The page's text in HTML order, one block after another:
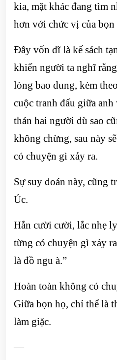
kia, mặt khác đang tìm
hơn với chức vị của bọn
Đây vốn dĩ là kế sách
khiến người ta nghĩ
lòng bao dung, kèm
cuộc tranh đấu giữa anh
thán hai người dù sao
không chừng, sau này
có chuyện gì xảy ra.
Sự suy đoán này, cũng
Úc.
Hắn cười cười, lắc nhẹ
từng có chuyện gì xảy
là đồ ngu à.”
Hoàn toàn không có
Giữa bọn họ, chỉ thể là
làm giặc.
—